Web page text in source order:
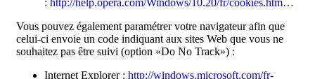
Vous pouvez également paramétrer votre navigateur afin que
celui-ci envoie un code indiquant aux sites Web que vous ne
souhaitez pas être suivi (option «Do No Track») :
Internet Explorer : http://windows.microsoft.com/fr-